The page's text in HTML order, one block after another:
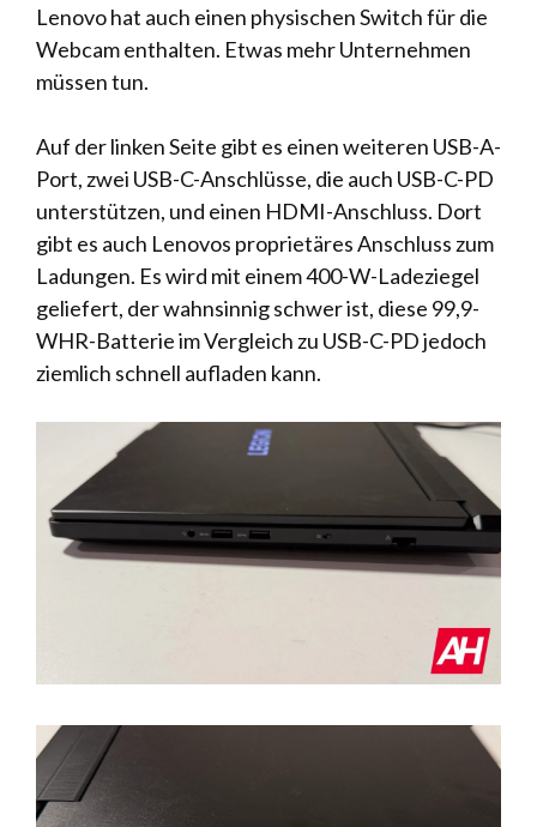
Lenovo hat auch einen physischen Switch für die
Webcam enthalten. Etwas mehr Unternehmen
müssen tun.
Auf der linken Seite gibt es einen weiteren USB-A-
Port, zwei USB-C-Anschlüsse, die auch USB-C-PD
unterstützen, und einen HDMI-Anschluss. Dort
gibt es auch Lenovos proprietäres Anschluss zum
Ladungen. Es wird mit einem 400-W-Ladeziegel
geliefert, der wahnsinnig schwer ist, diese 99,9-
WHR-Batterie im Vergleich zu USB-C-PD jedoch
ziemlich schnell aufladen kann.